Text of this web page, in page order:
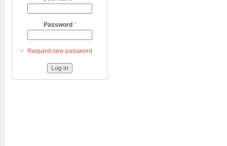
Password *
Request new password